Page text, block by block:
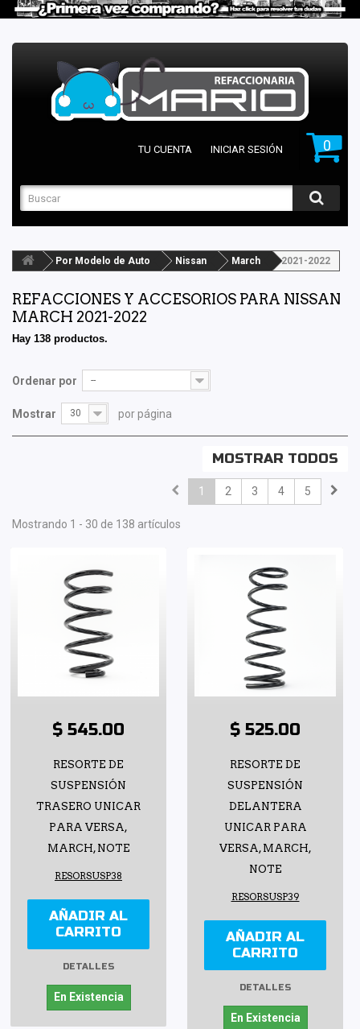
0
TU CUENTA INICIAR SESIÓN
Por Modelo de Auto Nissan March 2021-2022
REFACCIONES Y ACCESORIOS PARA NISSAN
MARCH 2021-2022
Hay 138 productos.
Ordenar por --
Mostrar 30 por página
MOSTRAR TODOS
1 2 3 4 5
Mostrando 1 - 30 de 138 artículos
$ 545.00
RESORTE DE
SUSPENSIÓN
TRASERO UNICAR
PARA VERSA,
MARCH, NOTE
RESORSUSP38
AÑADIR AL
CARRITO
DETALLES
En Existencia
$ 525.00
RESORTE DE
SUSPENSIÓN
DELANTERA
UNICAR PARA
VERSA, MARCH,
NOTE
RESORSUSP39
AÑADIR AL
CARRITO
DETALLES
En Existencia